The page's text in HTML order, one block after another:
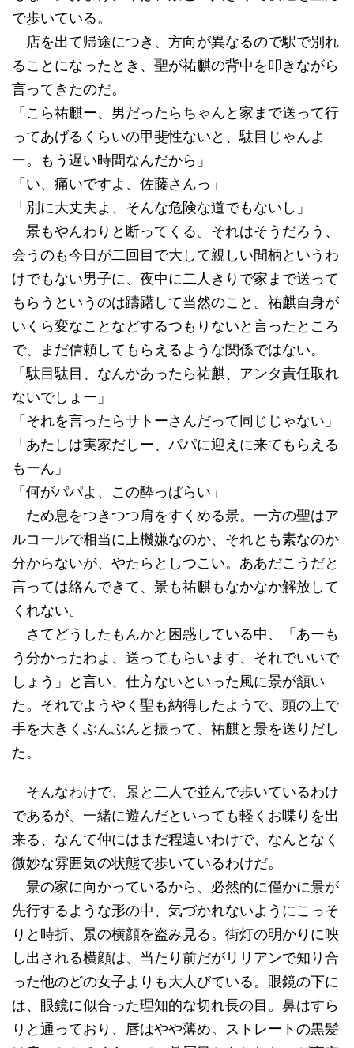
で歩いている。
店を出て帰途につき、方向が異なるので駅で別れ
ることになったとき、聖が祐麒の背中を叩きながら
言ってきたのだ。
「こら祐麒ー、男だったらちゃんと家まで送って行
ってあげるくらいの甲斐性ないと、駄目じゃんよ
ー。もう遅い時間なんだから」
「い、痛いですよ、佐藤さんっ」
「別に大丈夫よ、そんな危険な道でもないし」
景もやんわりと断ってくる。それはそうだろう、
会うのも今日が二回目で大して親しい間柄というわ
けでもない男子に、夜中に二人きりで家まで送って
もらうというのは躊躇して当然のこと。祐麒自身が
いくら変なことなどするつもりないと言ったところ
で、まだ信頼してもらえるような関係ではない。
「駄目駄目、なんかあったら祐麒、アンタ責任取れ
ないでしょー」
「それを言ったらサトーさんだって同じじゃない」
「あたしは実家だしー、パパに迎えに来てもらえる
もーん」
「何がパパよ、この酔っぱらい」
ため息をつきつつ肩をすくめる景。一方の聖はア
ルコールで相当に上機嫌なのか、それとも素なのか
分からないが、やたらとしつこい。ああだこうだと
言っては絡んできて、景も祐麒もなかなか解放して
くれない。
さてどうしたもんかと困惑している中、「あーも
う分かったわよ、送ってもらいます、それでいいで
しょう」と言い、仕方ないといった風に景が頷い
た。それでようやく聖も納得したようで、頭の上で
手を大きくぶんぶんと振って、祐麒と景を送りだし
た。
そんなわけで、景と二人で並んで歩いているわけ
であるが、一緒に遊んだといっても軽くお喋りを出
来る、なんて仲にはまだ程遠いわけで、なんとなく
微妙な雰囲気の状態で歩いているわけだ。
景の家に向かっているから、必然的に僅かに景が
先行するような形の中、気づかれないようにこっそ
りと時折、景の横顔を盗み見る。街灯の明かりに映
し出される横顔は、当たり前だがリリアンで知り合
った他のどの女子よりも大人びている。眼鏡の下に
は、眼鏡に似合った理知的な切れ長の目。鼻はすら
りと通っており、唇はやや薄め。ストレートの黒髪